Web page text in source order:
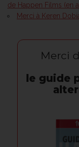
de Happen Films (en
Merci à Keren
Merci
le guide